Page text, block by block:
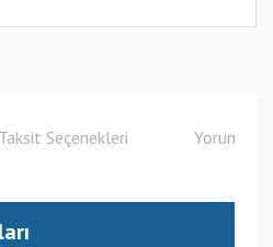
Taksit Seçenekleri Yorumlar